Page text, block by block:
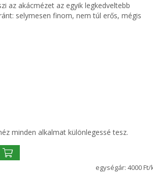
az akácmézet az egyik legkedveltebb
selymesen finom, nem túl erős, mégis
minden alkalmat különlegessé tesz.
4000 Ft/